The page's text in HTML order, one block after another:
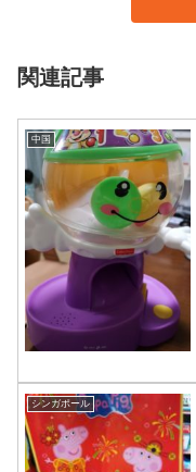
関連記事
中国
シンガポール